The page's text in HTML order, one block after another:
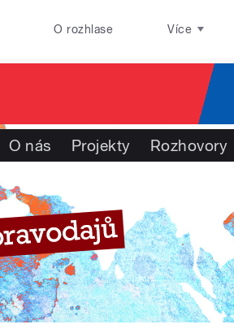
O rozhlase Více
O nás Projekty Rozhovory